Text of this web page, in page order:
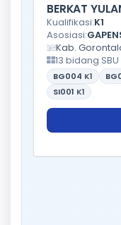
BERKAT
Kualifikasi:K1
Asosiasi:
Kab.
13 bidang SBU
BG004 K1
SI001 K1